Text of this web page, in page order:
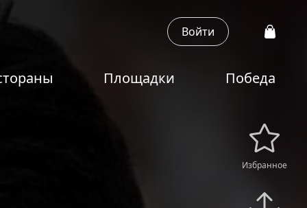
Войти
Площадки Победа
Избранное